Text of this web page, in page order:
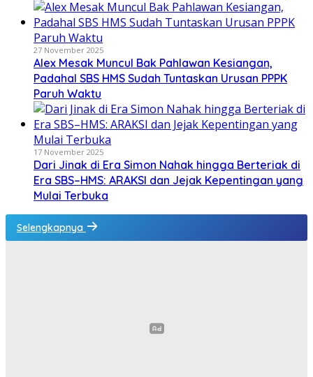
27 November 2025
Alex Mesak Muncul Bak Pahlawan Kesiangan,
Padahal SBS HMS Sudah Tuntaskan Urusan PPPK
Paruh Waktu
17 November 2025
Dari Jinak di Era Simon Nahak hingga Berteriak di
Era SBS–HMS: ARAKSI dan Jejak Kepentingan yang
Mulai Terbuka
Selengkapnya